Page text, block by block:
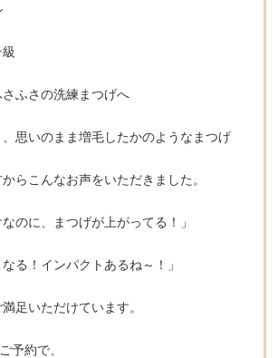
ふさの洗練まつげへ
思いのまま増毛したかのようなまつげ
らこんなお声をいただきました。
なのに、まつげが上がってる！」
なる！インパクトあるね～！」
足いただけています。
予約で、